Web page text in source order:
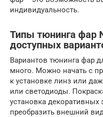
индивидуальность.
Типы тюнинга фар
доступных
Вариантов тюнинга фар
много. Можно начать с
к установке линз или
или светодиоды.
установка
преобразить внешний